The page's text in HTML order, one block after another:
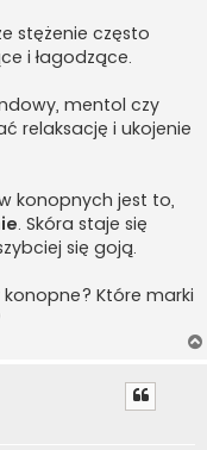
stężenie często
i łagodzące.
mentol czy
relaksację i ukojenie
konopnych jest to,
. Skóra staje się
się goją.
Które marki